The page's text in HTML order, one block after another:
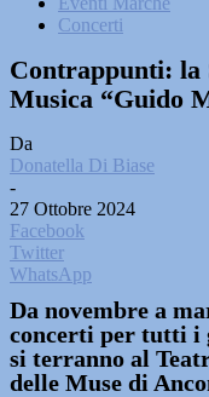
Concerti
Contrappunti: la
Musica “Guido
Da
Donatella Di Biase
-
27 Ottobre 2024
Facebook
Twitter
WhatsApp
Da novembre a
concerti per tutti i
si terranno al
delle Muse di